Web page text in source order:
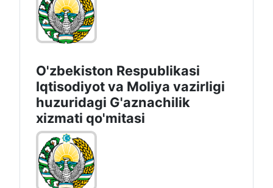
O'zbekiston Respublikasi
Iqtisodiyot vа Moliya vazirligi
huzuridagi G'aznachilik
xizmati qo'mitasi